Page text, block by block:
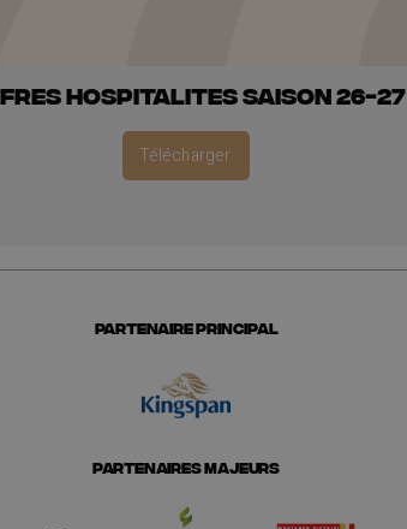
HOSPITALITES SAISON 26-27
Télécharger
PARTENAIRE PRINCIPAL
PARTENAIRES MAJEURS